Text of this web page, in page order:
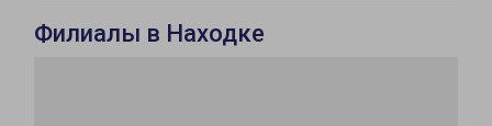
Филиалы в Находке